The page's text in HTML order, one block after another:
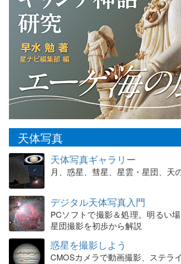
天体写真
天体写真ギャラリー
月、惑星、彗星、星雲・星団、天
デジタル天体写真入門
PCソフトで撮影＆処理。明るい
星団撮影を初歩から解説
惑星を撮影しよう
CMOSカメラで動画撮影、ステラ